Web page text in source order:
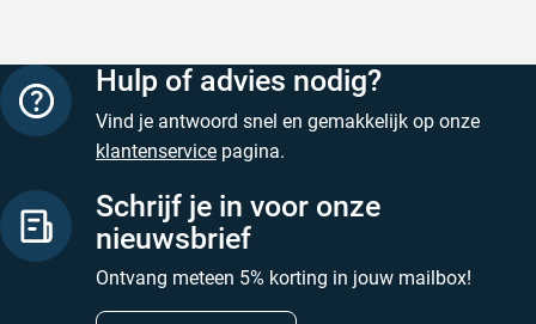
Hulp of advies nodig?
Vind je antwoord snel en gemakkelijk op onze
klantenservice pagina.
Schrijf je in voor onze
nieuwsbrief
Ontvang meteen 5% korting in jouw mailbox!